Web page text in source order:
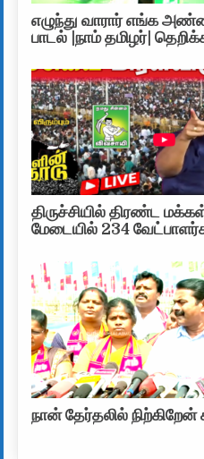
எழுந்து வாரார் எங்க
பாடல் |நாம் தமிழர்|
திருச்சியில் திரண்ட
மேடையில் 234
நான் தேர்தலில் நிற்கிறேன்